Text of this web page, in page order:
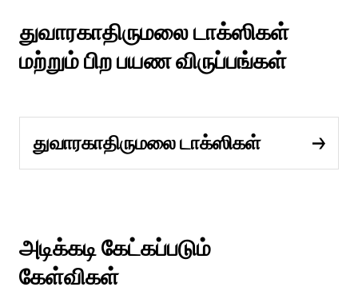
துவாரகாதிருமலை டாக்ஸிகள்
மற்றும் பிற பயண விருப்பங்கள்
துவாரகாதிருமலை டாக்ஸிகள்
அடிக்கடி கேட்கப்படும்
கேள்விகள்